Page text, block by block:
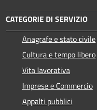
CATEGORIE DI SERVIZIO
Anagrafe e stato civile
Cultura e tempo libero
Vita lavorativa
Imprese e Commercio
Appalti pubblici